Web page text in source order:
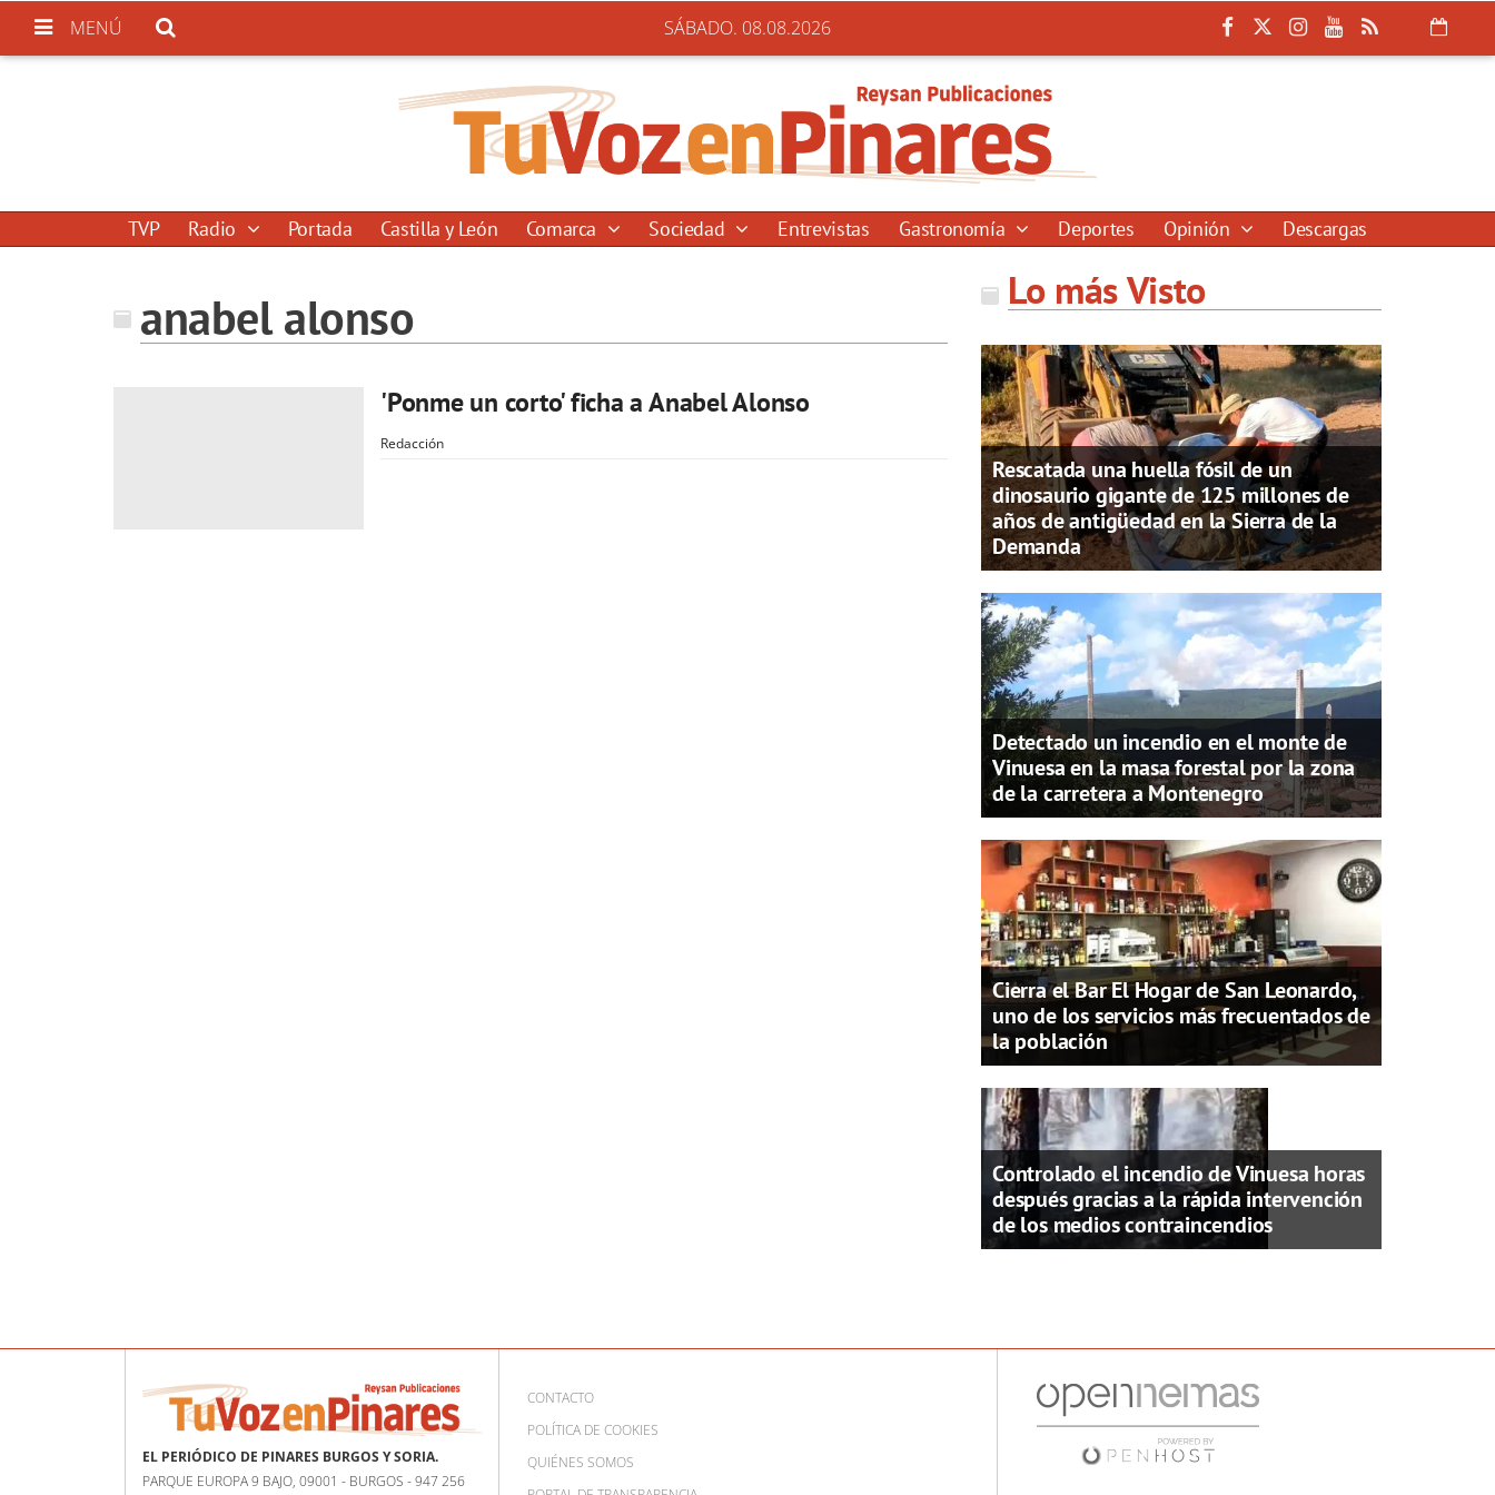
MENÚ SÁBADO. 08.08.2026
TVP Radio Portada Castilla y León Comarca Sociedad Entrevistas Gastronomía Deportes Opinión Descargas
anabel alonso
'Ponme un corto' ficha a Anabel Alonso
Redacción
Lo más Visto
Rescatada una huella fósil de un
dinosaurio gigante de 125 millones de
años de antigüedad en la Sierra de la
Demanda
Detectado un incendio en el monte de
Vinuesa en la masa forestal por la zona
de la carretera a Montenegro
Cierra el Bar El Hogar de San Leonardo,
uno de los servicios más frecuentados de
la población
Controlado el incendio de Vinuesa horas
después gracias a la rápida intervención
de los medios contraincendios
EL PERIÓDICO DE PINARES BURGOS Y SORIA.
PARQUE EUROPA 9 BAJO, 09001 - BURGOS - 947 256
CONTACTO
POLÍTICA DE COOKIES
QUIÉNES SOMOS